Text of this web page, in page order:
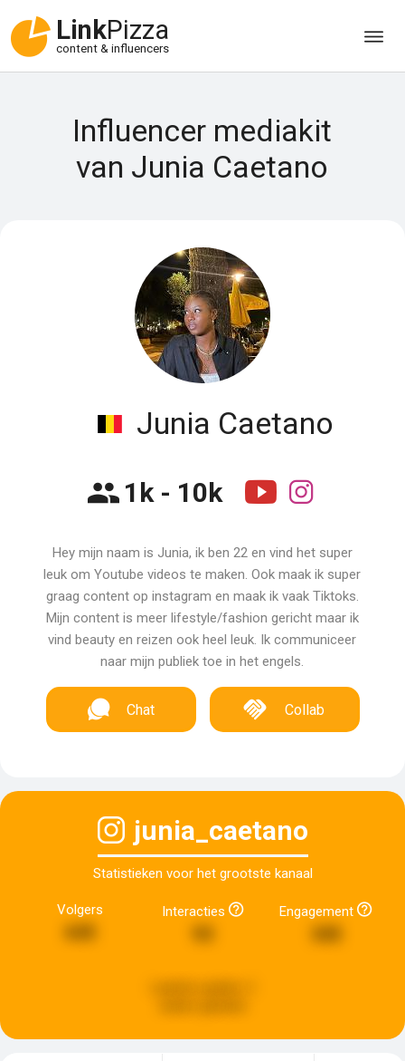
LinkPizza
content & influencers
Influencer mediakit
van Junia Caetano
Junia Caetano
1k - 10k
Hey mijn naam is Junia, ik ben 22 en vind het super
leuk om Youtube videos te maken. Ook maak ik super
graag content op instagram en maak ik vaak Tiktoks.
Mijn content is meer lifestyle/fashion gericht maar ik
vind beauty en reizen ook heel leuk. Ik communiceer
naar mijn publiek toe in het engels.
Chat Collab
junia_caetano
Statistieken voor het grootste kanaal
Volgers
645
Interacties Engagement